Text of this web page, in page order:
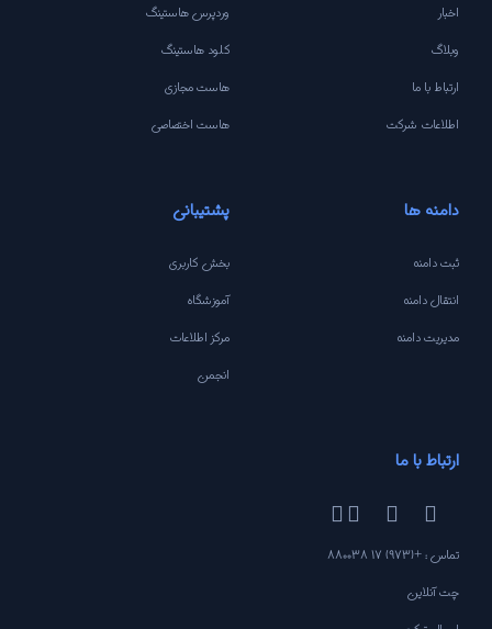
اخبار
وبلاگ
ارتباط با ما
اطلاعات شرکت
وردپرس هاستینگ
کلود هاستینگ
هاست مجازی
هاست اختصاصی
دامنه ها
ثبت دامنه
انتقال دامنه
مدیریت دامنه
پشتیبانی
بخش کاربری
آموزشگاه
مرکز اطلاعات
انجمن
ارتباط با ما
تماس : +(973) 17 880038
چت آنلاین